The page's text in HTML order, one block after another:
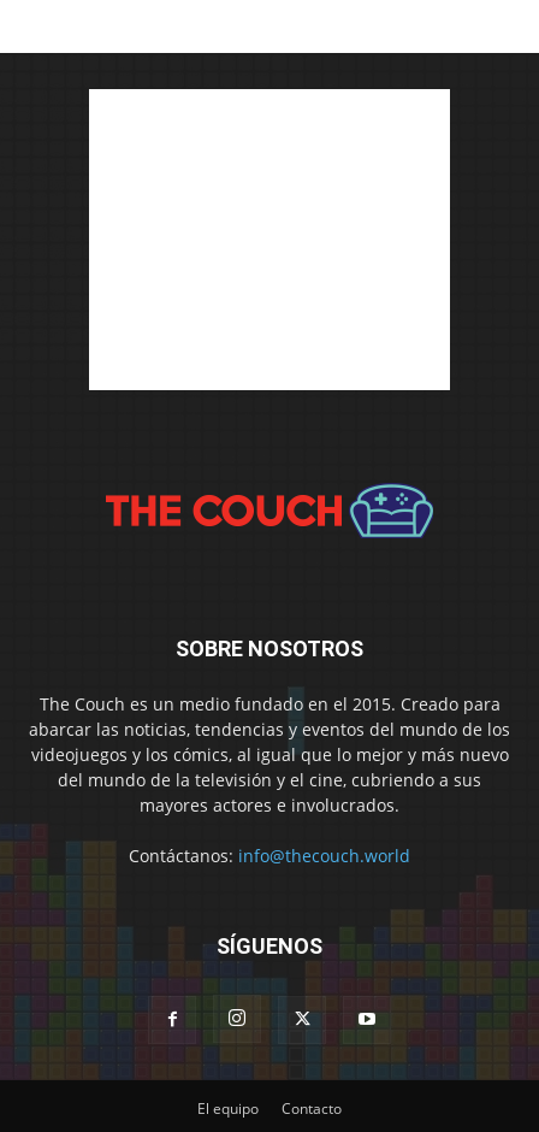
SOBRE NOSOTROS
The Couch es un medio fundado en el 2015. Creado para
abarcar las noticias, tendencias y eventos del mundo de los
videojuegos y los cómics, al igual que lo mejor y más nuevo
del mundo de la televisión y el cine, cubriendo a sus
mayores actores e involucrados.
Contáctanos: info@thecouch.world
SÍGUENOS
El equipo Contacto